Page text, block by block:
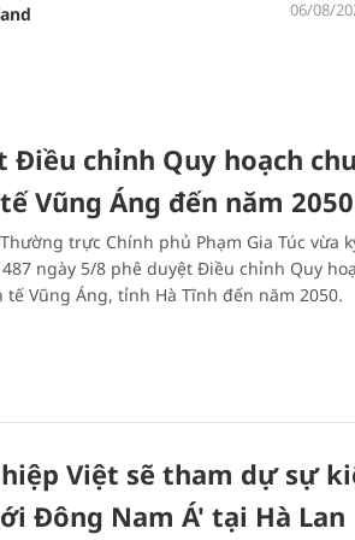
06/08/
Điều chỉnh Quy hoạch
Vũng Áng đến năm 2050
trực Chính phủ Phạm Gia Túc vừa
ngày 5/8 phê duyệt Điều chỉnh Quy
Vũng Áng, tỉnh Hà Tĩnh đến năm 2050.
Việt sẽ tham dự sự
Đông Nam Á' tại Hà Lan